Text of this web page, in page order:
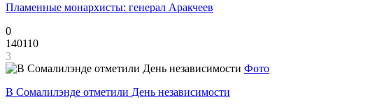
Пламенные монархисты: генерал Аракчеев
0
140110
3
Фото
В Сомалилэнде отметили День независимости